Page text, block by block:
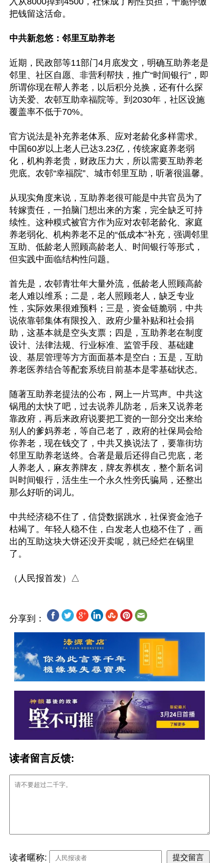
把钱留这活命。
中共新忽悠：邻里互助养老
近期，民政部等11部门4月底发文，明确互助养老是
邻里、社区自愿、非营利帮扶，推广“时间银行”，即
所谓你现在帮人养老，以后积分兑换，还有什么探
访关爱、农邨互助幸福院等。到2030年，社区设施
覆盖率不低于70%。
官方说法是补充养老体系、应对老龄化多样需求。
中国60岁以上老人已达3.23亿，传统家庭养老弱
化，机构养老贵，财政压力大，所以需要互助养老
兜底。农邨“幸福院”、城市邻里互助，听著很温馨。
从现实角度来说，互助养老很可能是中共官员为了
转嫁责任，一拍脑门想出来的方案，完全缺乏可持
续性。这种糢式被官方作为应对农邨老龄化、家庭
养老弱化、机构养老不足的“低成本”补充，强调邻里
互助、低龄老人照顾高龄老人、时间银行等形式，
但实践中面临结构性问题。
首先是，农邨青壮年大量外流，低龄老人照顾高龄
老人难以维系；二是，老人照顾老人，缺乏专业
性，实际效果很难预料；三是，资金链脆弱，中共
说依靠邨集体有限投入、政府少量补贴和社会捐
助，这基本就是空头支票；四是，互助养老在制度
设计、法律法规、行业标准、监管手段、基础建
设、基层管理等方方面面基本是空白；五是，互助
养老医养结合等配套系统目前基本是零基础状态。
随著互助养老提法的公布，网上一片骂声。中共这
锅甩的太快了吧，过去说养儿防老，后来又说养老
靠政府，再后来政府说要把工资的一部分交出来给
别人的爹妈养老，等自己老了，政府的社保局会给
你养老，现在钱交了，中共又换说法了，要靠街坊
邻里互助养老送终。合著是最后还得自己兜底，老
人养老人，麻友养牌友，牌友养棋友，整个新名词
叫时间银行，活生生一个永久性旁氏骗局，还整出
那么好听的词儿。
中共经济稳不住了，信贷数据跳水，社保资金池子
枯竭了。年轻人稳不住，白发老人也稳不住了，画
出的互助这块大饼还没开卖呢，就已经烂在锅里
了。
分享到：
读者留言反馈:
读者暱称: